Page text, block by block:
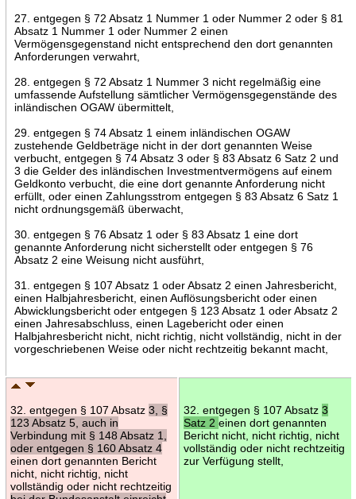
27. entgegen § 72 Absatz 1 Nummer 1 oder Nummer 2 oder § 81
Absatz 1 Nummer 1 oder Nummer 2 einen
Vermögensgegenstand nicht entsprechend den dort genannten
Anforderungen verwahrt,
28. entgegen § 72 Absatz 1 Nummer 3 nicht regelmäßig eine
umfassende Aufstellung sämtlicher Vermögensgegenstände des
inländischen OGAW übermittelt,
29. entgegen § 74 Absatz 1 einem inländischen OGAW
zustehende Geldbeträge nicht in der dort genannten Weise
verbucht, entgegen § 74 Absatz 3 oder § 83 Absatz 6 Satz 2 und
3 die Gelder des inländischen Investmentvermögens auf einem
Geldkonto verbucht, die eine dort genannte Anforderung nicht
erfüllt, oder einen Zahlungsstrom entgegen § 83 Absatz 6 Satz 1
nicht ordnungsgemäß überwacht,
30. entgegen § 76 Absatz 1 oder § 83 Absatz 1 eine dort
genannte Anforderung nicht sicherstellt oder entgegen § 76
Absatz 2 eine Weisung nicht ausführt,
31. entgegen § 107 Absatz 1 oder Absatz 2 einen Jahresbericht,
einen Halbjahresbericht, einen Auflösungsbericht oder einen
Abwicklungsbericht oder entgegen § 123 Absatz 1 oder Absatz 2
einen Jahresabschluss, einen Lagebericht oder einen
Halbjahresbericht nicht, nicht richtig, nicht vollständig, nicht in der
vorgeschriebenen Weise oder nicht rechtzeitig bekannt macht,
32. entgegen § 107 Absatz 3, §
123 Absatz 5, auch in
Verbindung mit § 148 Absatz 1,
oder entgegen § 160 Absatz 4
einen dort genannten Bericht
nicht, nicht richtig, nicht
vollständig oder nicht rechtzeitig
32. entgegen § 107 Absatz 3
Satz 2 einen dort genannten
Bericht nicht, nicht richtig, nicht
vollständig oder nicht rechtzeitig
zur Verfügung stellt,